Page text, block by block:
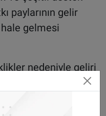
paylarının gelir
gelmesi
nedeniyle geliri
aynı hizmeti